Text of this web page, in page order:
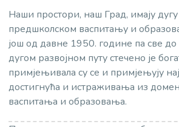
Наши простори, наш Град, имају
предшколском васпитању и
још од давне 1950. године па све
дугом развојном путу стечено је
примјењивала су се и примјењују
достигнућа и истраживања из
васпитања и образовања.